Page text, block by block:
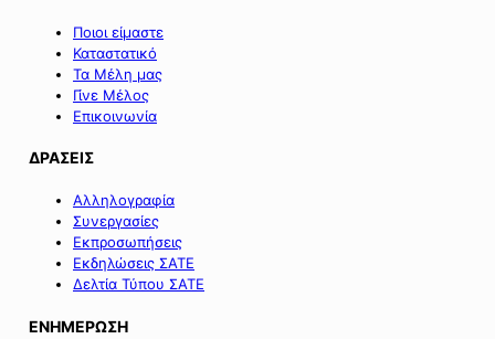
Ποιοι είμαστε
Καταστατικό
Τα Μέλη μας
Γίνε Μέλος
Επικοινωνία
ΔΡΑΣΕΙΣ
Αλληλογραφία
Συνεργασίες
Εκπροσωπήσεις
Εκδηλώσεις ΣΑΤΕ
Δελτία Τύπου ΣΑΤΕ
ΕΝΗΜΕΡΩΣΗ